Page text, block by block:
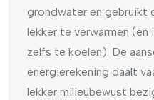
grondwater en gebruikt
lekker te verwarmen (en
zelfs te koelen). De
energierekening daalt
lekker milieubewust